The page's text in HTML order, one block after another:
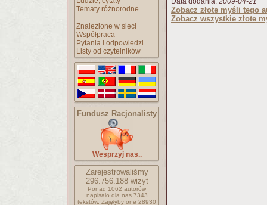
Tematy różnorodne
Znalezione w sieci
Współpraca
Pytania i odpowiedzi
Listy od czytelników
Fundusz Racjonalisty
Wesprzyj nas..
Zarejestrowaliśmy
296.756.188wizyt
Ponad 1062 autorów
napisało dla nas 7343
tekstów. Zajęłyby one 28930
Zobacz złote myśli tego
Zobacz wszystkie złote